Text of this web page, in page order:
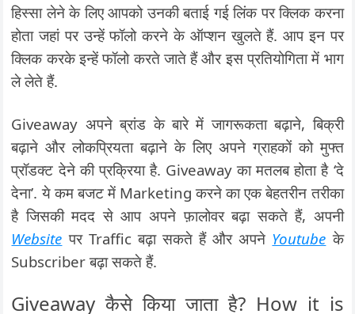
हिस्सा लेने के लिए आपको उनकी बताई गई लिंक पर क्लिक करना
होता जहां पर उन्हें फॉलो करने के ऑप्शन खुलते हैं. आप इन पर
क्लिक करके इन्हें फॉलो करते जाते हैं और इस प्रतियोगिता में भाग
ले लेते हैं.
Giveaway अपने ब्रांड के बारे में जागरूकता बढ़ाने, बिक्री
बढ़ाने और लोकप्रियता बढ़ाने के लिए अपने ग्राहकों को मुफ्त
प्रॉडक्ट देने की प्रक्रिया है. Giveaway का मतलब होता है ‘दे
देना’. ये कम बजट में Marketing करने का एक बेहतरीन तरीका
है जिसकी मदद से आप अपने फ़ालोवर बढ़ा सकते हैं, अपनी
Website पर Traffic बढ़ा सकते हैं और अपने Youtube के
Subscriber बढ़ा सकते हैं.
Giveaway कैसे किया जाता है? How it is